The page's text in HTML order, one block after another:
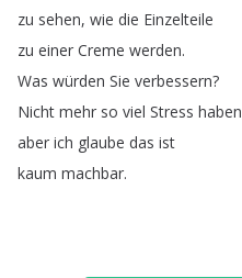
zu sehen, wie die Einzelteile
zu einer Creme werden.
Was würden Sie verbessern?
Nicht mehr so viel Stress haben
aber ich glaube das ist
kaum machbar.